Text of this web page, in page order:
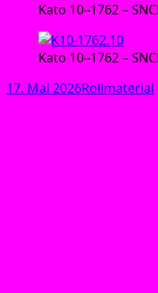
Kato 10–1762 –
Kato 10–1762 –
Veröffentlicht
17. Mai 2026Kategorien
Rollmaterial